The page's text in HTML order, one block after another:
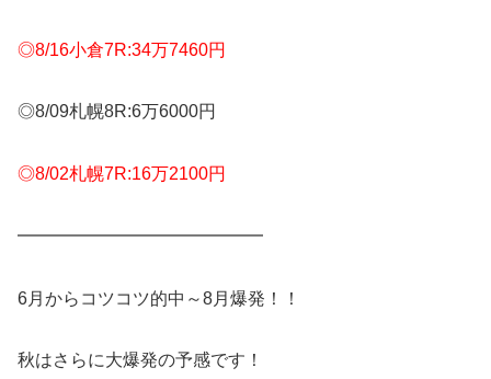
◎8/16小倉7R:34万7460円
◎8/09札幌8R:6万6000円
◎8/02札幌7R:16万2100円
━━━━━━━━━━━━━━
6月からコツコツ的中～8月爆発！！
秋はさらに大爆発の予感です！